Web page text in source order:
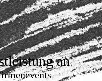
an
Firmenevents